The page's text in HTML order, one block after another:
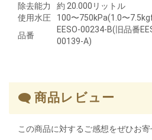
除去能力
約 20.000リットル
使用水圧
100〜750kPa(1.0〜
品番
EESO-00234-B(旧品番
00139-A)
商品レビュー
この商品に対するご感想をぜひお寄